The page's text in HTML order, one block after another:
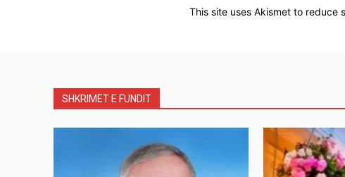
This site uses Akismet to reduce
SHKRIMET E FUNDIT